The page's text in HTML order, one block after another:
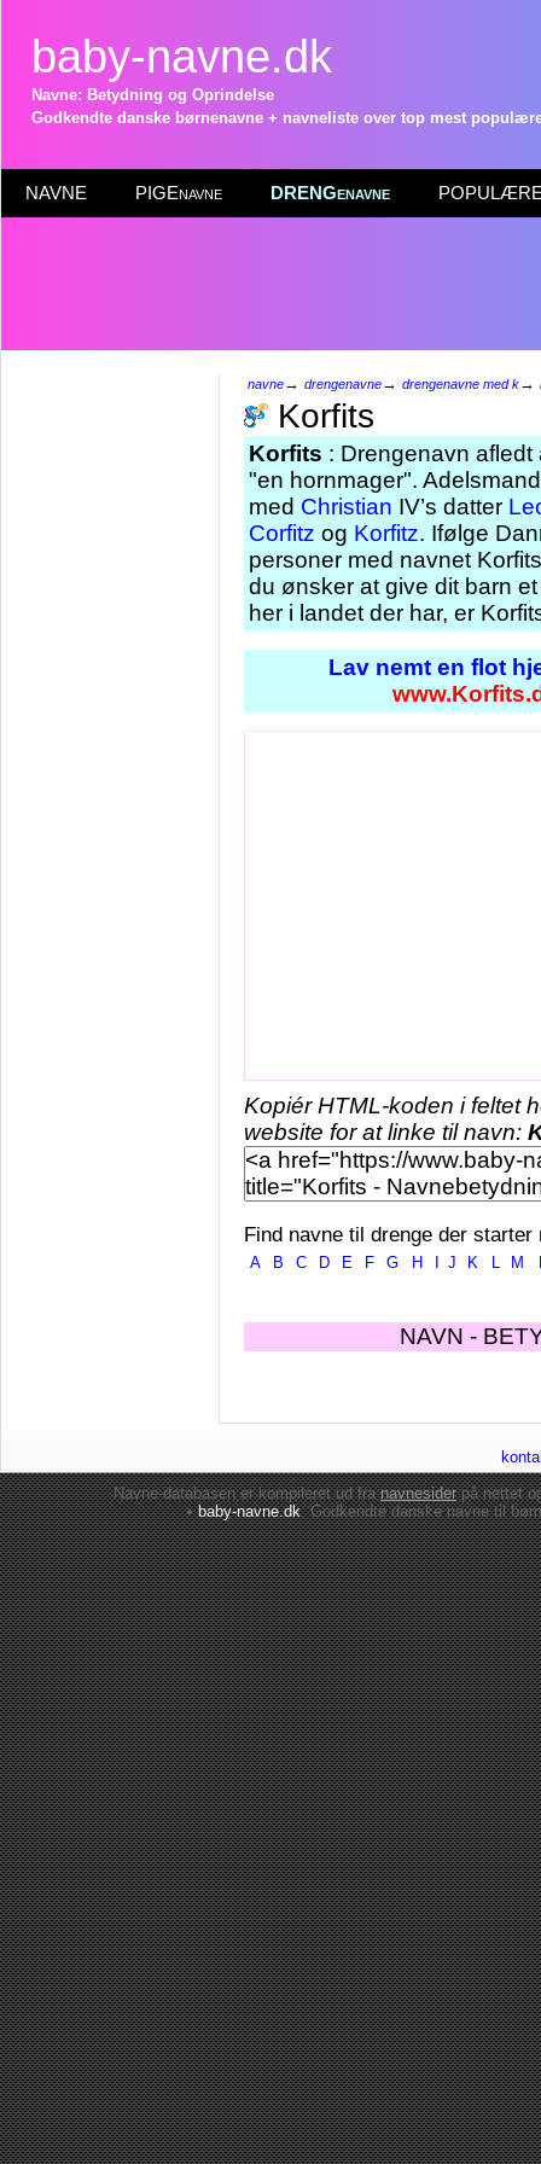
baby-navne.dk
Navne: Betydning og Oprindelse
Godkendte danske børnenavne + navneliste over top mest
NAVNE PIGEnavne DRENGenavne POPULÆRE
navne→ drengenavne→ drengenavne med k→
Korfits
Korfits : Drengenavn
"en hornmager".
med Christian IV’s datter
Corfitz og Korfitz. Ifølge
personer med navnet
du ønsker at give dit barn
her i landet der har, er
Lav nemt en flot
Kopiér HTML-koden i feltet
website for at linke til navn:
Find navne til drenge der starter
A B C D E F G H J K L M
NAVN -
Navne-databasen er kompileret ud franavnesiderpå nettet
•baby-navne.dk: Godkendte danskenavne til børn